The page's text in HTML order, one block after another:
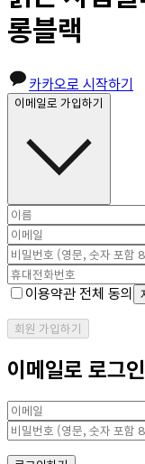
롱블랙
카카오로 시작하기
이메일로 가입하기
이용약관 전체 동의
회원 가입하기
이메일로 로그인